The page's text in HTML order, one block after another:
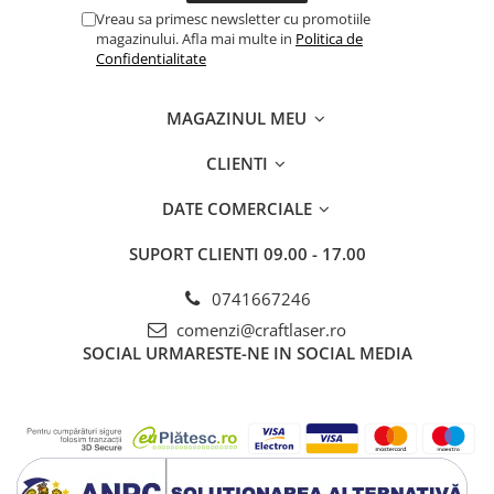
Timp de secole, a fost un important centru științific
astronomii săi calculând cu precizie meridianul zero, înaintea
celui de la Greenwich!
care au transformat-o într-o fortăreață de apărare strategică.
Un simbol al Oradiei, care merită descoperit!
Vreau sa primesc newsletter cu promotiile
magazinului. Afla mai multe in Politica de
Confidentialitate
MAGAZINUL MEU
CLIENTI
DATE COMERCIALE
SUPORT CLIENTI 09.00 - 17.00
0741667246
comenzi@craftlaser.ro
SOCIAL URMARESTE-NE IN SOCIAL MEDIA